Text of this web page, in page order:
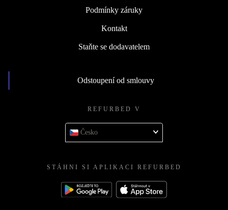
Podmínky záruky
Kontakt
Staňte se dodavatelem
Odstoupení od smlouvy
REFURBED V
Česko
STÁHNI SI APLIKACI REFURBED